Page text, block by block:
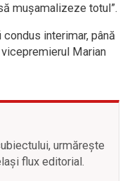
muşamalizeze totul”.
interimar, până
Marian
urmărește
flux editorial.